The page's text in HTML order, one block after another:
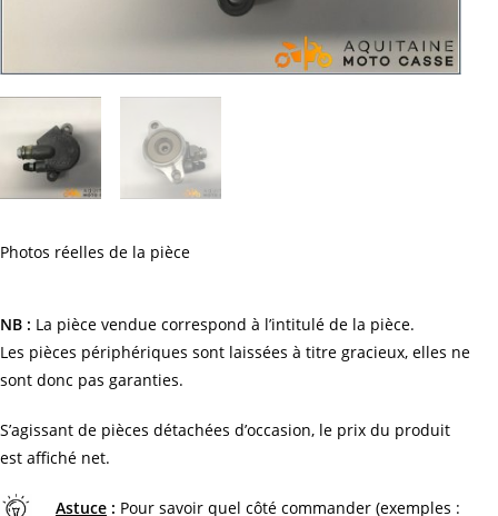
Photos réelles de la pièce
NB : La pièce vendue correspond à l’intitulé de la pièce.
Les pièces périphériques sont laissées à titre gracieux, elles ne
sont donc pas garanties.
S’agissant de pièces détachées d’occasion, le prix du produit
est affiché net.
Astuce : Pour savoir quel côté commander (exemples :